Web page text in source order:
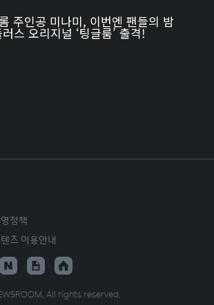
주인공 미나미, 이번엔 팬들의 밤
스 오리지널 ‘팅글룸’ 출격!
정책
츠 이용안내
All rights reserved.